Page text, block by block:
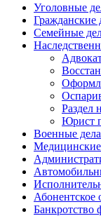
Уголовные
Гражданские
Семейные
Раздел
Юрист
Военные дела
Медицинские
Абонентское
Банкротство